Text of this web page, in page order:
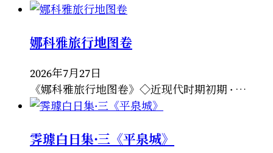
娜科雅旅行地图卷
2026年7月27日
《娜科雅旅行地图卷》◇近现代时期初期 · …
霁璩白日集·三《平泉城》